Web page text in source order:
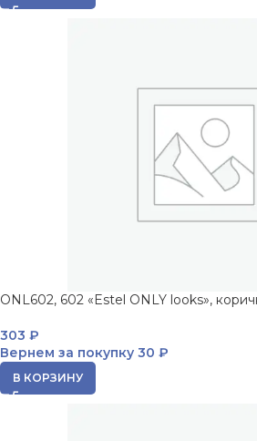
ONL602, 602 «Estel ONLY looks»,
303 ₽
Вернем за покупку 30 ₽
В КОРЗИНУ